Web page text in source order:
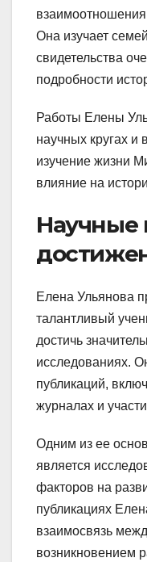
Она изучает
свидетельства
подробности
Работы Елены
научных кругах и
изучение жизни
влияние на
Научные
Елена Ульянова
талантливый
достичь
исследованиях.
публикаций,
журналах и
Одним из ее
является
факторов на
публикациях
взаимосвязь
возникновением